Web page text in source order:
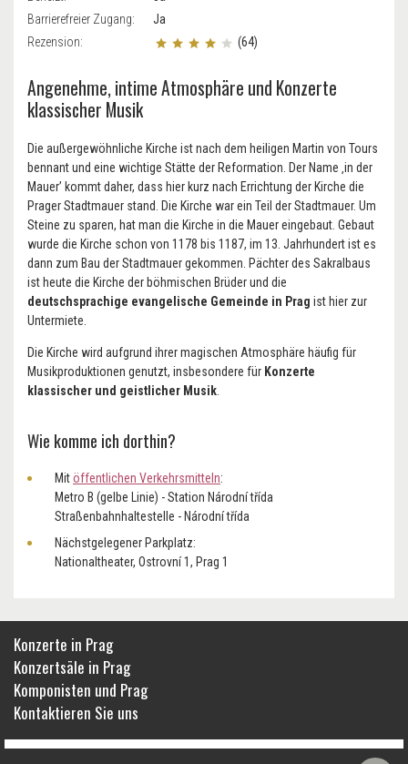
Barrierefreier Zugang:
Ja
Rezension:
(64)
Angenehme, intime Atmosphäre und Konzerte
klassischer Musik
Die außergewöhnliche Kirche ist nach dem heiligen Martin von Tours
bennant und eine wichtige Stätte der Reformation. Der Name ‚in der
Mauer’ kommt daher, dass hier kurz nach Errichtung der Kirche die
Prager Stadtmauer stand. Die Kirche war ein Teil der Stadtmauer. Um
Steine zu sparen, hat man die Kirche in die Mauer eingebaut. Gebaut
wurde die Kirche schon von 1178 bis 1187, im 13. Jahrhundert ist es
dann zum Bau der Stadtmauer gekommen. Pächter des Sakralbaus
ist heute die Kirche der böhmischen Brüder und die
deutschsprachige evangelische Gemeinde in Prag ist hier zur
Untermiete.
Die Kirche wird aufgrund ihrer magischen Atmosphäre häufig für
Musikproduktionen genutzt, insbesondere für Konzerte
klassischer und geistlicher Musik
Wie komme ich dorthin?
Mitöffentlichen Verkehrsmitteln:
Metro B (gelbe Linie) - Station Národní třída
Straßenbahnhaltestelle - Národní třída
Nächstgelegener Parkplatz:
Nationaltheater, Ostrovní 1, Prag 1
Konzerte in Prag
Konzertsäle in Prag
Komponisten und Prag
Kontaktieren Sie uns